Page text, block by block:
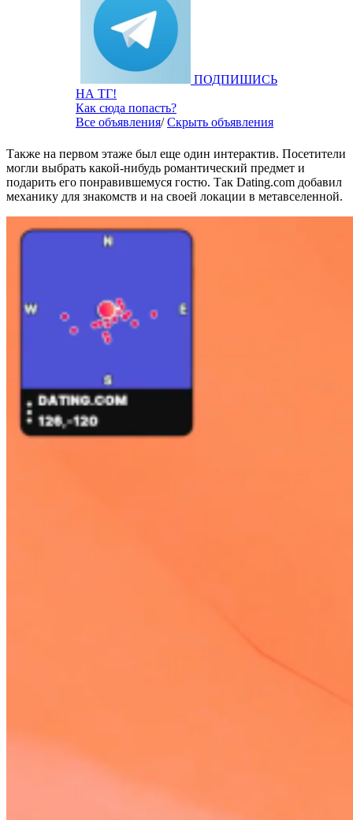
ПОДПИШИСЬ
НА ТГ!
Как сюда попасть?
Все объявления/Скрыть объявления
Также на первом этаже был еще один интерактив. Посетители
могли выбрать какой-нибудь романтический предмет и
подарить его понравившемуся гостю. Так Dating.com добавил
механику для знакомств и на своей локации в метавселенной.